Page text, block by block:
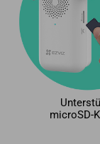
microSD-